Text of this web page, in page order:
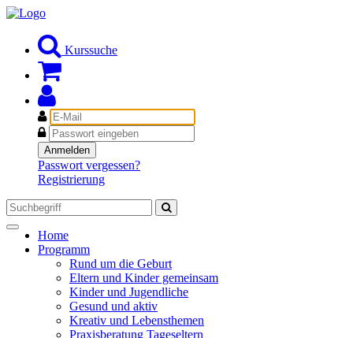
Kurssuche
E-
Mail
Passwort
Anmelden
Passwort vergessen?
Registrierung
Toggle
navigation
Home
Programm
Rund um die Geburt
Eltern und Kinder gemeinsam
Kinder und Jugendliche
Gesund und aktiv
Kreativ und Lebensthemen
Praxisberatung Tageseltern